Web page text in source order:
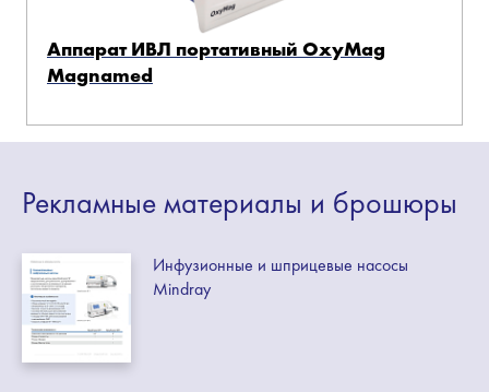
Аппарат ИВЛ портативный OxyMag
Magnamed
Рекламные материалы и брошюры
Инфузионные и шприцевые насосы
Mindray